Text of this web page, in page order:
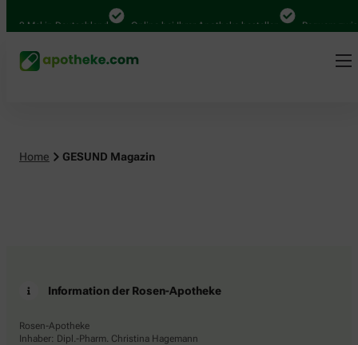
Mal in Deutschland Online bei Ihrer Apotheke bestellen Bequem
Home GESUND Magazin
Information der Rosen-Apotheke
Rosen-Apotheke
Inhaber: Dipl.-Pharm. Christina Hagemann